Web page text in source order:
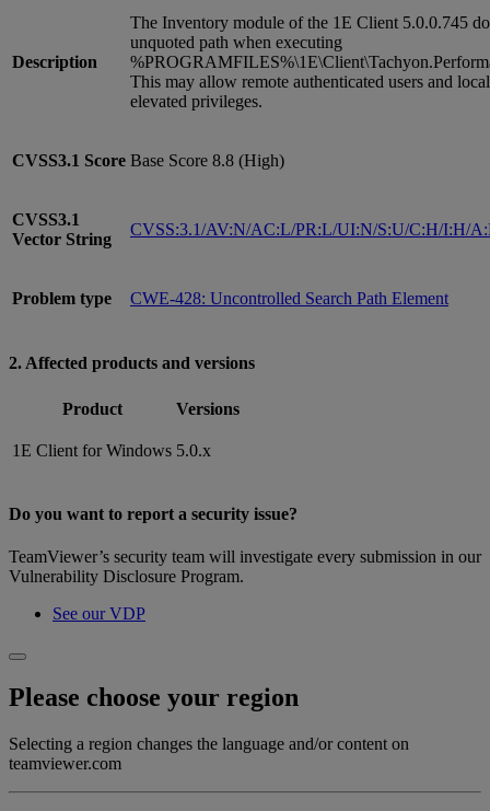
Description
The Inventory module of the 1E Client 5.0.0.745
unquoted path when executing
This may allow remote authenticated users and
elevated privileges.
CVSS3.1 Score Base Score 8.8 (High)
CVSS3.1
Vector String
CVSS:3.1/AV:N/AC:L/PR:L/UI:N/S:U/C:H/I:H/
Problem type CWE-428: Uncontrolled Search Path Element
2. Affected products and versions
Product Versions
1E Client for Windows 5.0.x
Do you want to report a security issue?
TeamViewer’s security team will investigate every submission in our
Vulnerability Disclosure Program.
See our VDP
Please choose your region
Selecting a region changes the language and/or content on
teamviewer.com